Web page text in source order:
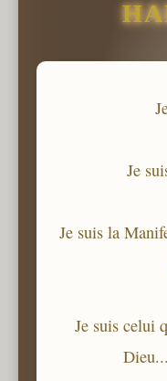
Je
Je suis la
Je suis celui